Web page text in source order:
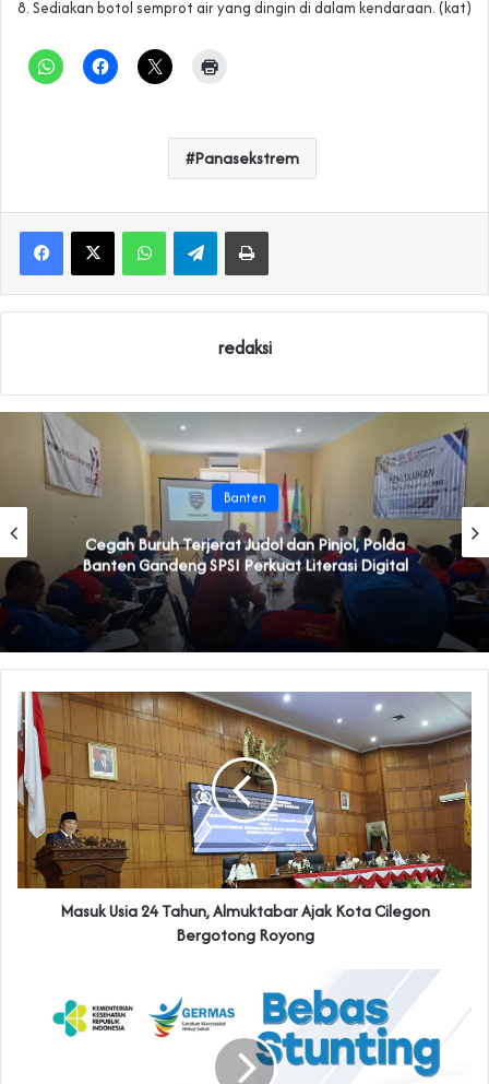
8. Sediakan botol semprot air yang dingin di dalam kendaraan. (kat)
Panasekstrem
WhatsAppTelegramPrint
redaksi
Banten
Cegah Buruh Terjerat Judol dan Pinjol, Polda
Banten Gandeng SPSI Perkuat Literasi Digital
Masuk Usia 24 Tahun, Almuktabar Ajak Kota Cilegon
Bergotong Royong